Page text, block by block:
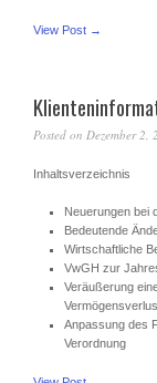
View Post →
Posted on Dezember 2,
Inhaltsverzeichnis
Neuerungen bei
Bedeutende
Wirtschaftliche
VwGH zur
Veräußerung
Anpassung des
Verordnung